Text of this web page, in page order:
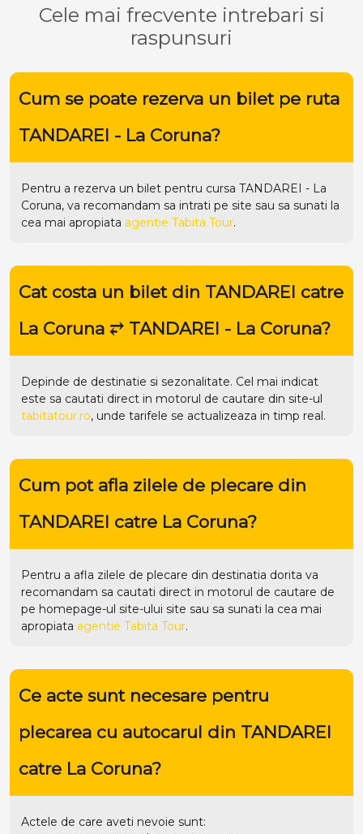
Cele mai frecvente intrebari si
raspunsuri
Cum se poate rezerva un bilet pe ruta
TANDAREI - La Coruna?
Pentru a rezerva un bilet pentru cursa TANDAREI - La
Coruna, va recomandam sa intrati pe site sau sa sunati la
cea mai apropiata agentie Tabita Tour.
Cat costa un bilet din TANDAREI catre
La Coruna ⥂ TANDAREI - La Coruna?
Depinde de destinatie si sezonalitate. Cel mai indicat
este sa cautati direct in motorul de cautare din site-ul
tabitatour.ro, unde tarifele se actualizeaza in timp real.
Cum pot afla zilele de plecare din
TANDAREI catre La Coruna?
Pentru a afla zilele de plecare din destinatia dorita va
recomandam sa cautati direct in motorul de cautare de
pe homepage-ul site-ului site sau sa sunati la cea mai
apropiata agentie Tabita Tour.
Ce acte sunt necesare pentru
plecarea cu autocarul din TANDAREI
catre La Coruna?
Actele de care aveti nevoie sunt: